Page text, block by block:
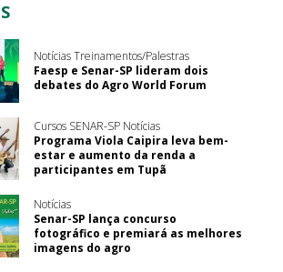
Notícias Treinamentos/Palestras
Faesp e Senar-SP lideram dois
debates do Agro World Forum
Cursos SENAR-SP Notícias
Programa Viola Caipira leva bem-
estar e aumento da renda a
participantes em Tupã
Notícias
Senar-SP lança concurso
fotográfico e premiará as melhores
imagens do agro